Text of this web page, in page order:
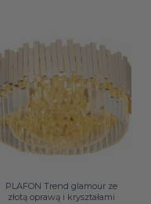
PLAFON Trend glamour ze
złotą oprawą i kryształami